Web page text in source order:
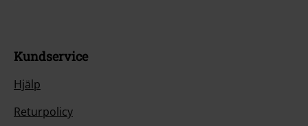
Kundservice
Hjälp
Returpolicy